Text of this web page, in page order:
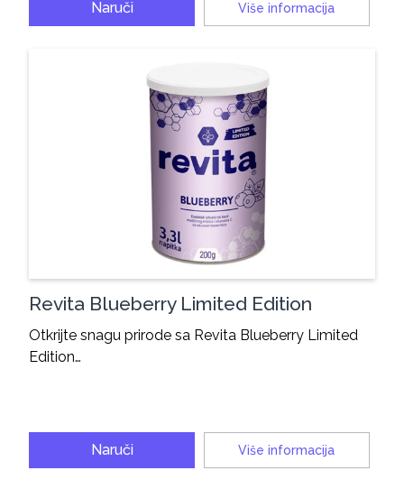
Naruči Više informacija
Revita Blueberry Limited Edition
Otkrijte snagu prirode sa Revita Blueberry Limited
Edition…
Naruči Više informacija